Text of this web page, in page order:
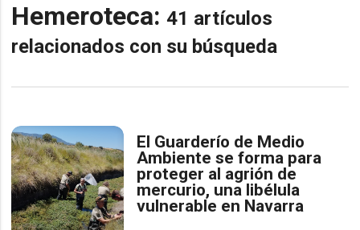
Hemeroteca:41 artículos
relacionados con su búsqueda
El Guarderío de Medio
Ambiente se forma para
proteger al agrión de
mercurio, una libélula
vulnerable en Navarra